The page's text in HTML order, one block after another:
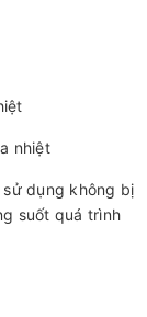
nhiệt
dụng không bị
suốt quá trình